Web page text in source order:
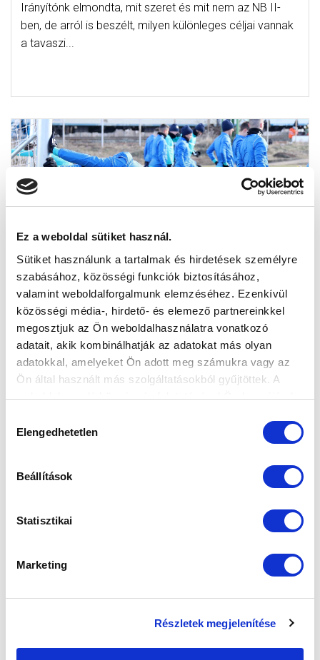
Ez a weboldal sütiket használ.
Sütiket használunk a tartalmak és hirdetések személyre
szabásához, közösségi funkciók biztosításához,
valamint weboldalforgalmunk elemzéséhez. Ezenkívül
közösségi média-, hirdető- és elemező partnereinkkel
megosztjuk az Ön weboldalhasználatra vonatkozó
adatait, akik kombinálhatják az adatokat más olyan
adatokkal, amelyeket Ön adott meg számukra vagy az
Ön által használt más szolgáltatásokból gyűjtöttek. A
weboldalon való böngészés folytatásával Ön hozzájárul a
kiválasztása
Elengedhetetlen
Beállítások
Statisztikai
Marketing
Részletek megjelenítése
Irányítónk elmondta, mit szeret és mit nem az NB II-
ben, de arról is beszélt, milyen különleges céljai vannak
a tavaszi...
FONTOS HETEK ELŐTT ÁLL A CSAPAT
(VIDEÓ)
2023-01-02 12:00:00
Az MTK TV riportja a felkészülés fontosságáról.
NEVETÉSBEN GAZDAG BOLDOG ÚJ ÉVET
KÍVÁNUNK! (VIDEÓ)